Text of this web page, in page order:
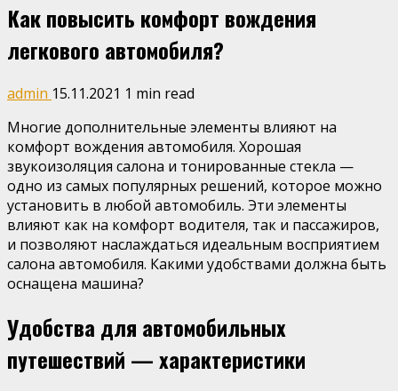
Как повысить комфорт вождения
легкового автомобиля?
admin 15.11.2021 1 min read
Многие дополнительные элементы влияют на
комфорт вождения автомобиля. Хорошая
звукоизоляция салона и тонированные стекла —
одно из самых популярных решений, которое можно
установить в любой автомобиль. Эти элементы
влияют как на комфорт водителя, так и пассажиров,
и позволяют наслаждаться идеальным восприятием
салона автомобиля. Какими удобствами должна быть
оснащена машина?
Удобства для автомобильных
путешествий — характеристики